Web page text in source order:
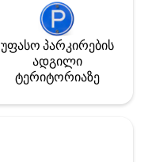
უფასო პარკირების
ადგილი
ტერიტორიაზე